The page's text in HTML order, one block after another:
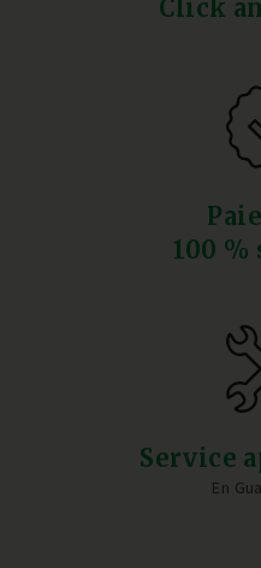
Click
100 %
Service
En